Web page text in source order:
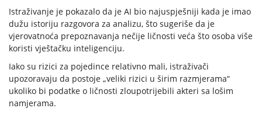
Istraživanje je pokazalo da je AI bio najuspješniji kada je imao
dužu istoriju razgovora za analizu, što sugeriše da je
vjerovatnoća prepoznavanja nečije ličnosti veća što osoba više
koristi vještačku inteligenciju.
Iako su rizici za pojedince relativno mali, istraživači
upozoravaju da postoje „veliki rizici u širim razmjerama“
ukoliko bi podatke o ličnosti zloupotrijebili akteri sa lošim
namjerama.